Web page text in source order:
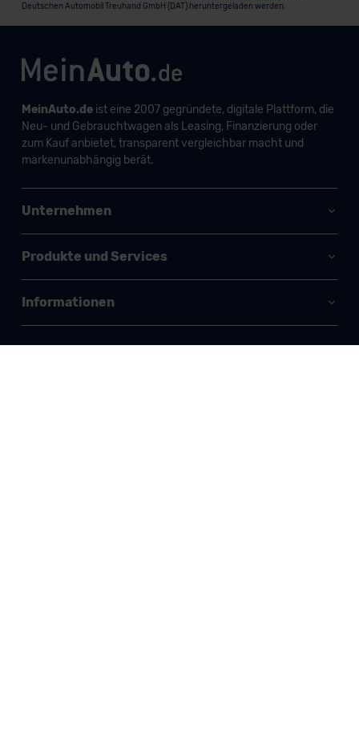
Deutschen Automobil Treuhand GmbH (DAT) heruntergeladen werden.
MeinAuto.deist eine 2007 gegründete, digitale Plattform, die
Neu- und Gebrauchtwagen als Leasing, Finanzierung oder
zum Kauf anbietet, transparent vergleichbar macht und
markenunabhängig berät.
Unternehmen
Produkte und Services
Informationen